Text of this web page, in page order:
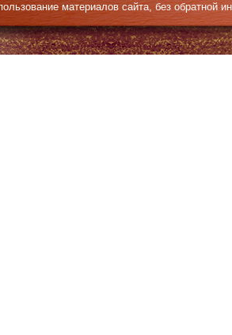
материалов сайта, без обратной